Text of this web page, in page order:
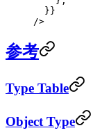
  }}
/>
参考
Type Table
Object Type